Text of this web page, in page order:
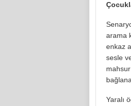
arama
enkaz
sesle
Yaralı